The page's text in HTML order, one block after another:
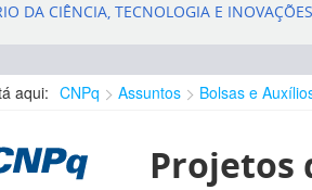
DA CIÊNCIA, TECNOLOGIA E INOVAÇÕES
aqui: CNPq Assuntos Bolsas e
Projetos